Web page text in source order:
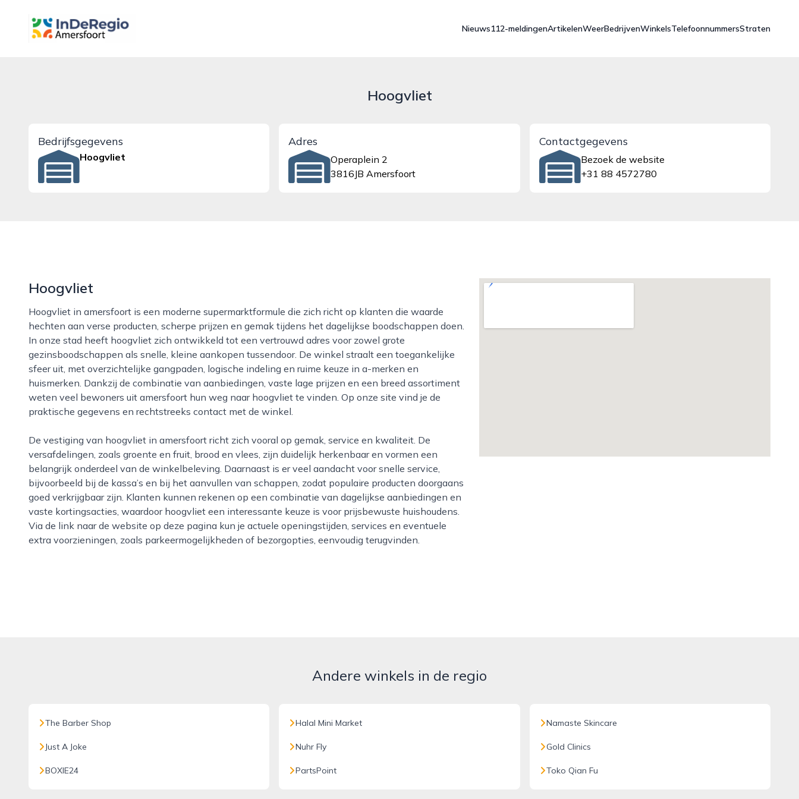
inderegioamersfoort.nl
Nieuws112-meldingenArtikelenWeerBedrijvenWinkelsTelefoonnummersStraten
Hoogvliet
Bedrijfsgegevens
Hoogvliet
Adres
Operaplein 2
3816JB Amersfoort
Contactgegevens
Bezoek de website
+31 88 4572780
Hoogvliet
Hoogvliet in amersfoort is een moderne supermarktformule die zich richt op klanten die waarde
hechten aan verse producten, scherpe prijzen en gemak tijdens het dagelijkse boodschappen doen.
In onze stad heeft hoogvliet zich ontwikkeld tot een vertrouwd adres voor zowel grote
gezinsboodschappen als snelle, kleine aankopen tussendoor. De winkel straalt een toegankelijke
sfeer uit, met overzichtelijke gangpaden, logische indeling en ruime keuze in a-merken en
huismerken. Dankzij de combinatie van aanbiedingen, vaste lage prijzen en een breed assortiment
weten veel bewoners uit amersfoort hun weg naar hoogvliet te vinden. Op onze site vind je de
praktische gegevens en rechtstreeks contact met de winkel.
De vestiging van hoogvliet in amersfoort richt zich vooral op gemak, service en kwaliteit. De
versafdelingen, zoals groente en fruit, brood en vlees, zijn duidelijk herkenbaar en vormen een
belangrijk onderdeel van de winkelbeleving. Daarnaast is er veel aandacht voor snelle service,
bijvoorbeeld bij de kassa’s en bij het aanvullen van schappen, zodat populaire producten doorgaans
goed verkrijgbaar zijn. Klanten kunnen rekenen op een combinatie van dagelijkse aanbiedingen en
vaste kortingsacties, waardoor hoogvliet een interessante keuze is voor prijsbewuste huishoudens.
Via de link naar de website op deze pagina kun je actuele openingstijden, services en eventuele
extra voorzieningen, zoals parkeermogelijkheden of bezorgopties, eenvoudig terugvinden.
Andere winkels in de regio
The Barber Shop
Just A Joke
BOXIE24
Halal Mini Market
Nuhr Fly
PartsPoint
Namaste Skincare
Gold Clinics
Toko Qian Fu